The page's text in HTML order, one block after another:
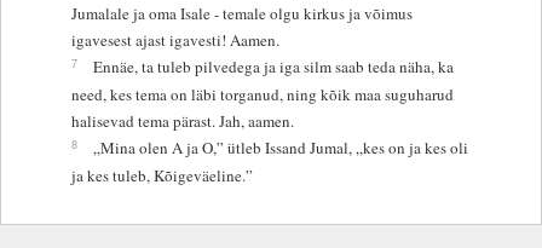
Jumalale ja oma Isale - temale olgu kirkus ja võimus
igavesest ajast igavesti! Aamen.
7
Ennäe, ta tuleb pilvedega ja iga silm saab teda näha, ka
need, kes tema on läbi torganud, ning kõik maa suguharud
halisevad tema pärast. Jah, aamen.
8
„Mina olen A ja O,” ütleb Issand Jumal, „kes on ja kes oli
ja kes tuleb, Kõigeväeline.”